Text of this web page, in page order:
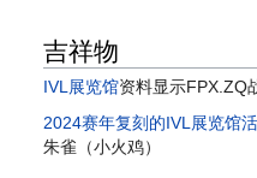
吉祥物
IVL展览馆资料显示FPX.ZQ
2024赛年复刻的IVL展览馆
朱雀（小火鸡）